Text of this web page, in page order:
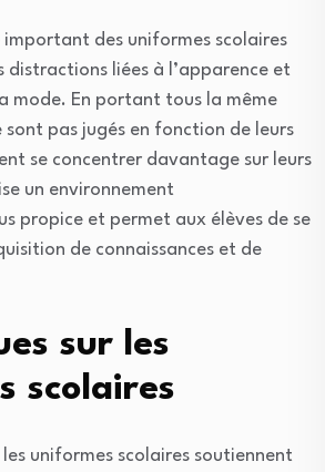
des uniformes scolaires
distractions liées à l’apparence et
mode. En portant tous la même
sont pas jugés en fonction de leurs
se concentrer davantage sur leurs
un environnement
propice et permet aux élèves de se
de connaissances et de
sur les
scolaires
uniformes scolaires soutiennent